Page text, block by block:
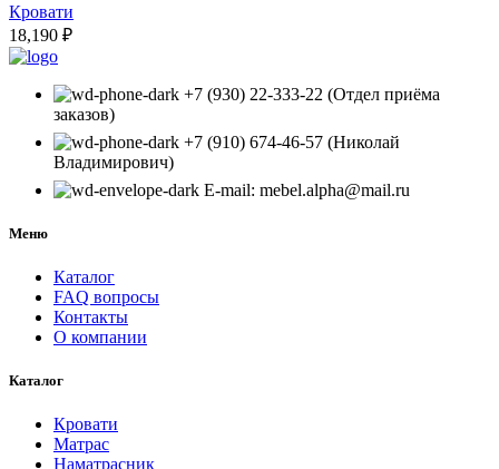
Кровати
18,190 ₽
+7 (930) 22-333-22 (Отдел приёма
заказов)
+7 (910) 674-46-57 (Николай
Владимирович)
E-mail: mebel.alpha@mail.ru
Меню
Каталог
FAQ вопросы
Контакты
О компании
Каталог
Кровати
Матрас
Наматрасник